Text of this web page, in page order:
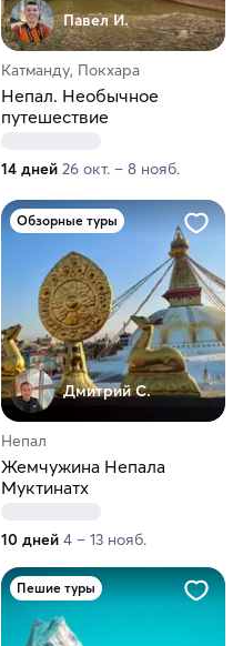
Павел И.
Катманду, Покхара
Непал. Необычное
путешествие
14 дней 26 окт. – 8 нояб.
Обзорные туры
Дмитрий С.
Непал
Жемчужина Непала
Муктинатх
10 дней 4 – 13 нояб.
Пешие туры